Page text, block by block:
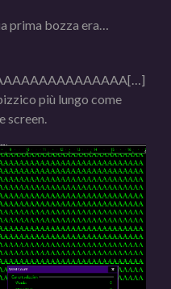
prima bozza era…
più lungo come
screen.